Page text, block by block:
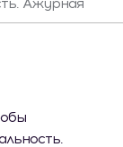
мягко
гламурных
собой